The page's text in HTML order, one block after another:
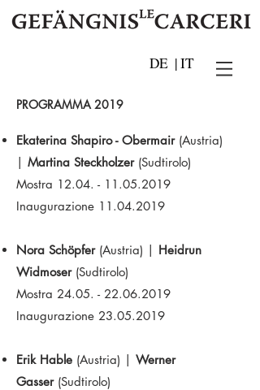
IT
|
DE
PROGRAMMA 2019
Ekaterina Shapiro - Obermair (Austria)
| Martina Steckholzer (Sudtirolo)
Mostra 12.04. - 11.05.2019
Inaugurazione 11.04.2019
Nora Schöpfer (Austria) | Heidrun
Widmoser (Sudtirolo)
Mostra 24.05. - 22.06.2019
Inaugurazione 23.05.2019
Erik Hable (Austria) | Werner
Gasser (Sudtirolo)